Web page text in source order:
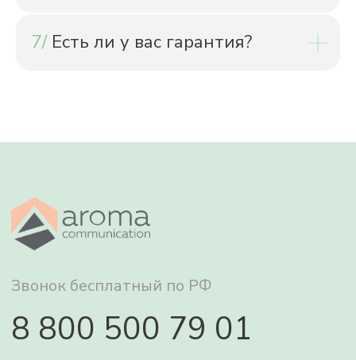
7/ Есть ли у вас гарантия?